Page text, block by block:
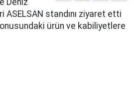
Deniz
standını ziyaret etti
ürün ve kabiliyetlere